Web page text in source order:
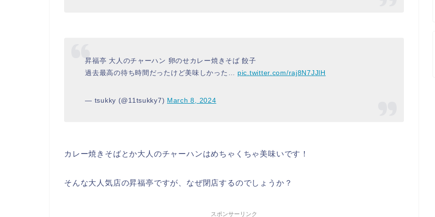
昇福亭 大人のチャーハン 卵のせカレー焼きそば 餃子
過去最高の待ち時間だったけど美味しかった… pic.twitter.com/raj8N7JJlH
— tsukky (@11tsukky7) March 8, 2024
カレー焼きそばとか大人のチャーハンはめちゃくちゃ美味いです！
そんな大人気店の昇福亭ですが、なぜ閉店するのでしょうか？
スポンサーリンク